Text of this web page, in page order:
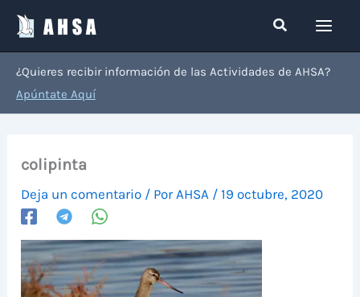
contenido
Buscar
¿Quieres recibir información de las Actividades de AHSA?
Apúntate Aquí
colipinta
Deja un comentario / Por AHSA /19 octubre, 2020